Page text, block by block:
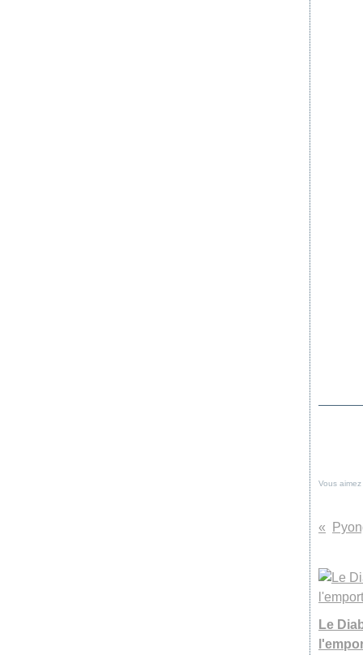
Vous aimez
Le